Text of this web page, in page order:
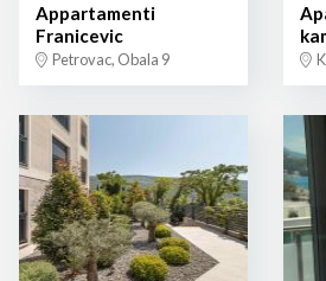
Appartamenti
Franicevic
Petrovac, Obala 9